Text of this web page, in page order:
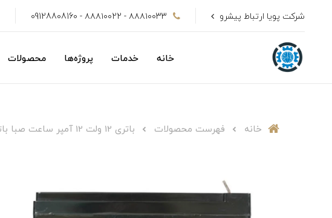
شرکت پویا ارتباط پیشرو ۸۸۸۱۰۰33 - ۸۸۸۱۰۰22 - 09128808160
خانه خدمات پروژه‌ها محصولات
خانه فهرست محصولات باتری 12 ولت 12 آمپر ساعت صبا باتری